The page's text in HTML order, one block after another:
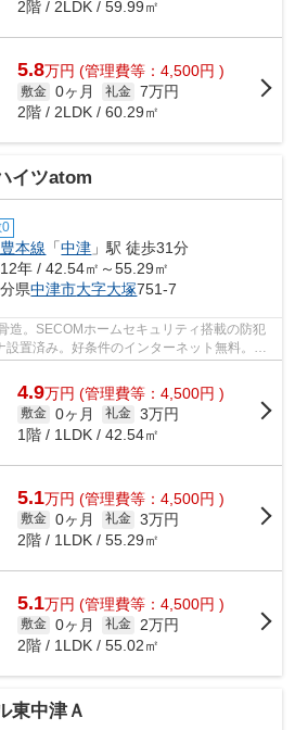
2階 / 2LDK / 59.99㎡
5.8万円 (管理費等：4,500円 )
敷金 0ヶ月 礼金 7万円
2階 / 2LDK / 60.29㎡
イツatom
0
本線 「中津 」駅 徒歩31分
年 / 42.54㎡～55.29㎡
県中津市大字大塚751-7
造。SECOMホームセキュリティ搭載の防犯
設置済み。好条件のインターネット無料。宅
4.9万円 (管理費等：4,500円 )
敷金 0ヶ月 礼金 3万円
1階 / 1LDK / 42.54㎡
5.1万円 (管理費等：4,500円 )
敷金 0ヶ月 礼金 3万円
2階 / 1LDK / 55.29㎡
5.1万円 (管理費等：4,500円 )
敷金 0ヶ月 礼金
2万円
2階 / 1LDK / 55.02㎡
東中津Ａ